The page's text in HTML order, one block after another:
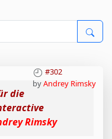
#302
byAndrey Rimsky
die
Rimsky